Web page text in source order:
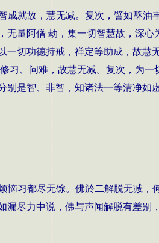
成就故，慧无减。复次，譬如酥油
量阿僧 劫，集一切智慧故，深心
切功德持戒，禅定等助成，故慧
习、问难，故慧无减。复次，为一
是智、非智，知诸法一等清净如
习都尽无馀。佛於二解脱无减，
尽力中说，佛与声闻解脱有差别